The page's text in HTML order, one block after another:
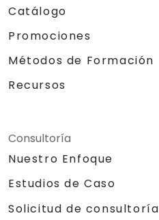
Catálogo
Promociones
Métodos de Formación
Recursos
Consultoría
Nuestro Enfoque
Estudios de Caso
Solicitud de consultoría